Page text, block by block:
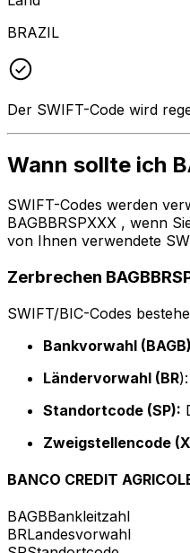
BRAZIL
Der SWIFT-Code wird
Wann sollte ich
SWIFT-Codes werden
BAGBBRSPXXX , wenn
von Ihnen verwendete
Zerbrechen
SWIFT/BIC-Codes
Bankvorwahl
Ländervorwahl (BR
Standortcode (SP):
Zweigstellencode
BANCO CREDIT
BAGBBankleitzahl
BRLandesvorwahl